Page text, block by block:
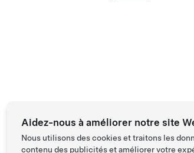
Aidez-nous à améliorer notre site
Nous utilisons des cookies et traitons les
contenu des publicités et améliorer votre